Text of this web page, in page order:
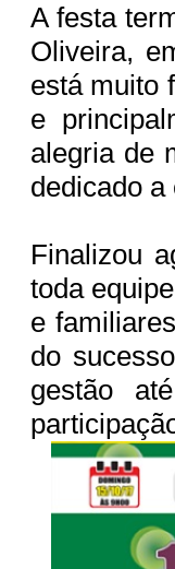
A festa
Oliveira,
está muito
e
alegria de
dedicado
Finalizou
toda
e
do
gestão